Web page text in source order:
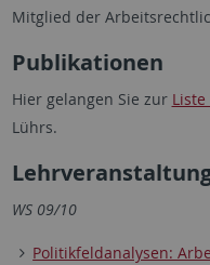
Mitglied der
Publikationen
Hier gelangen Sie zur
Lührs.
WS 09/10
Politikfeldanalysen: